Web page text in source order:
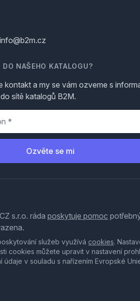
DO NAŠEHO KATALOGU?
kontakt a my se vám ozveme s
sítě katalogů B2M.
Ozvěte se mi
s.r.o. ráda poskytuje pomoc
služeb využívá cookies.
cookies můžete upravit v nastavení
údaje v souladu s nařízením Evropské